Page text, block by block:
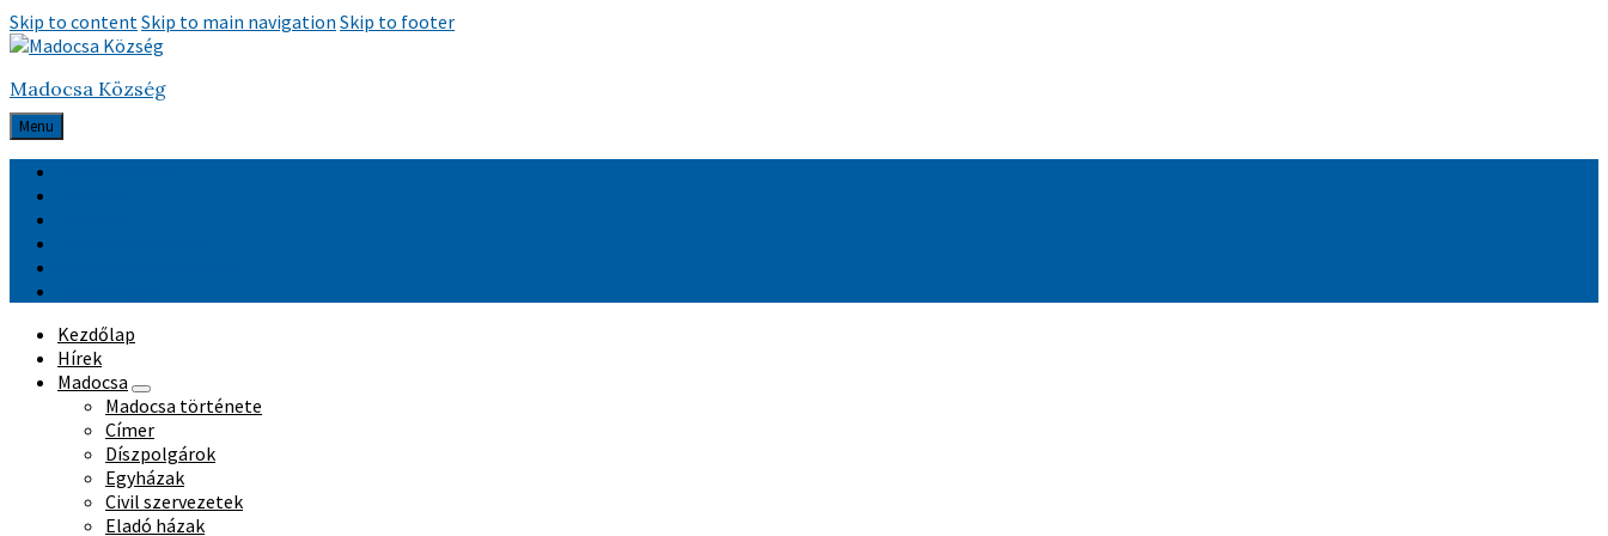
Skip to contentSkip to main navigation Skip to footer
Madocsa Község
Menu
Kezdőlap
Hírek
Madocsa
Madocsa története
Címer
Díszpolgárok
Egyházak
Civil szervezetek
Eladó házak